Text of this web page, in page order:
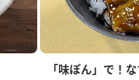
「味ぽん」で！